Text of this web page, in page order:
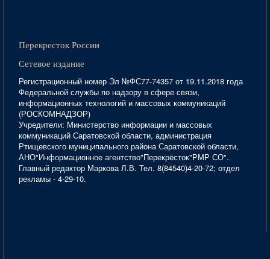
Перекресток России
Сетевое издание
Регистрационный номер Эл №ФС77-74357 от 19.11.2018 года
Федеральной службы по надзору в сфере связи,
информационных технологий и массовых коммуникаций
(РОСКОМНАДЗОР)
Учредители: Министерство информации и массовых
коммуникаций Саратовской области, администрация
Ртищевского муниципального района Саратовской области,
АНО"Информационное агентство"Перекрёсток"РМР СО".
Главный редактор Маркова Л.В. Тел. 8(84540)4-20-72; отдел
рекламы - 4-29-10.